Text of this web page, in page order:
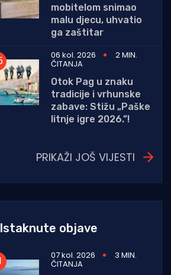
mobitelom snimao
malu djecu, uhvatio
ga zaštitar
06 kol. 2026
2 MIN.
ČITANJA
Otok Pag u znaku
tradicije i vrhunske
zabave: Stižu „Paške
litnje igre 2026.”!
PRIKAŽI JOŠ VIJESTI
Istaknute objave
07 kol. 2026 3 MIN.
ČITANJA